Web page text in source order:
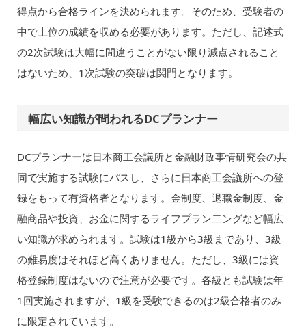
得点から合格ラインを決められます。そのため、受験者の
中で上位の成績を収める必要があります。ただし、記述式
の2次試験は大幅に間違うことがない限り減点されること
はないため、1次試験の突破は関門となります。
幅広い知識が問われるDCプランナー
DCプランナーは日本商工会議所と金融財政事情研究会の共
同で実施する試験にパスし、さらに日本商工会議所への登
録をもって有資格者となります。金制度、退職金制度、金
融商品や投資、お金に関するライフプラン二ングなど幅広
い知識が求められます。試験は1級から3級まであり、3級
の難易度はそれほど高くありません。ただし、3級には資
格登録制度はないので注意が必要です。各級とも試験は年
1回実施されますが、1級を受験できるのは2級合格者のみ
に限定されています。